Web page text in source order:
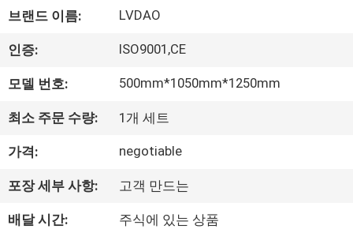
우
리
하
여
브랜드 이름: LVDAO
인증: ISO9001,CE
모델 번호: 500mm*1050mm*1250mm
최소 주문 수량: 1개 세트
가격: negotiable
포장 세부 사항: 고객 만드는
배달 시간: 주식에 있는 상품